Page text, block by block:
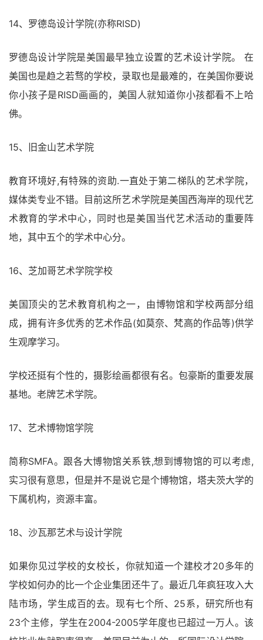
14、罗德岛设计学院(亦称RISD)
罗德岛设计学院是美国最早独立设置的艺术设计学院。 在
美国也是趋之若骛的学校，录取也是最难的，在美国你要说
你小孩子是RISD画画的，美国人就知道你小孩都看不上哈
佛。
15、旧金山艺术学院
教育环境好,有特殊的资助.一直处于第二梯队的艺术学院，
媒体类专业不错。目前这所艺术学院是美国西海岸的现代艺
术教育的学术中心，同时也是美国当代艺术活动的重要阵
地，其中五个的学术中心分。
16、芝加哥艺术学院学校
美国顶尖的艺术教育机构之一，由博物馆和学校两部分组
成，拥有许多优秀的艺术作品(如莫奈、梵高的作品等)供学
生观摩学习。
学校还挺有个性的，摄影绘画都很有名。包豪斯的重要发展
基地。老牌艺术学院。
17、艺术博物馆学院
简称SMFA。跟各大博物馆关系铁,想到博物馆的可以考虑,
实习很有意思，但是并不是说它是个博物馆，塔夫茨大学的
下属机构，资源丰富。
18、沙瓦那艺术与设计学院
如果你见过学校的女校长，你就知道一个建校才20多年的
学校如何办的比一个企业集团还牛了。最近几年疯狂攻入大
陆市场，学生成百的去。现有七个所、25系，研究所也有
23个主修，学生在2004-2005学年度也已超过一万人。该